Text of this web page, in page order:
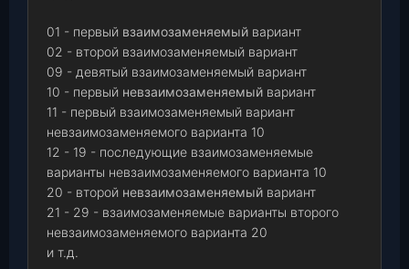
01 - первый взаимозаменяемый вариант
02 - второй взаимозаменяемый вариант
09 - девятый взаимозаменяемый вариант
10 - первый невзаимозаменяемый вариант
11 - первый взаимозаменяемый вариант
невзаимозаменяемого варианта 10
12 - 19 - последующие взаимозаменяемые
варианты невзаимозаменяемого варианта 10
20 - второй невзаимозаменяемый вариант
21 - 29 - взаимозаменяемые варианты второго
невзаимозаменяемого варианта 20
и т.д.